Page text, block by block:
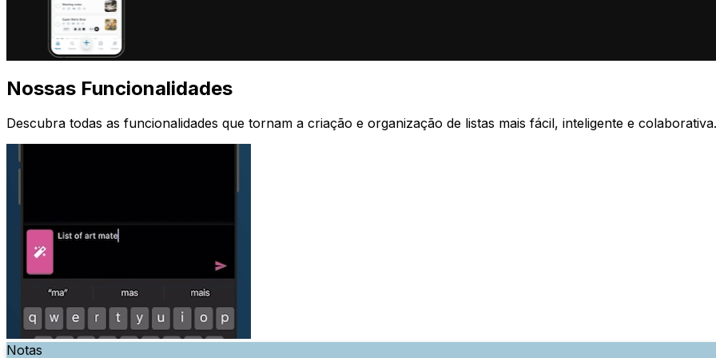
Nossas Funcionalidades
Descubra todas as funcionalidades que tornam a criação e organização de listas mais fácil, inteligente e colaborativa.
Notas